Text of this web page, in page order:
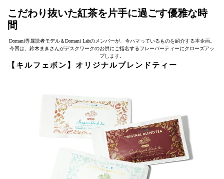
こだわり抜いた紅茶を片手に過ごす優雅な時
間
Domani専属読者モデル＆Domani Labのメンバーが、今ハマっているものを紹介する本企画。
今回は、鈴木まきさんがデスクワークのお供にご指名するフレーバーティーにクローズアッ
プします。
【キルフェボン】オリジナルブレンドティー